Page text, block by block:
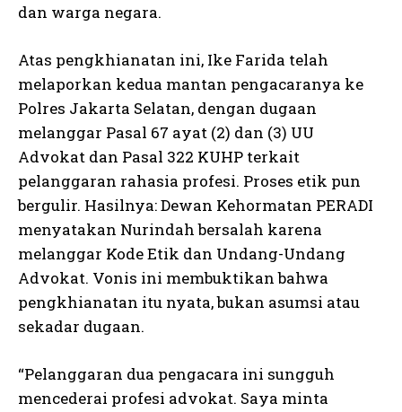
dan warga negara.
Atas pengkhianatan ini, Ike Farida telah
melaporkan kedua mantan pengacaranya ke
Polres Jakarta Selatan, dengan dugaan
melanggar Pasal 67 ayat (2) dan (3) UU
Advokat dan Pasal 322 KUHP terkait
pelanggaran rahasia profesi. Proses etik pun
bergulir. Hasilnya: Dewan Kehormatan PERADI
menyatakan Nurindah bersalah karena
melanggar Kode Etik dan Undang-Undang
Advokat. Vonis ini membuktikan bahwa
pengkhianatan itu nyata, bukan asumsi atau
sekadar dugaan.
“Pelanggaran dua pengacara ini sungguh
mencederai profesi advokat. Saya minta